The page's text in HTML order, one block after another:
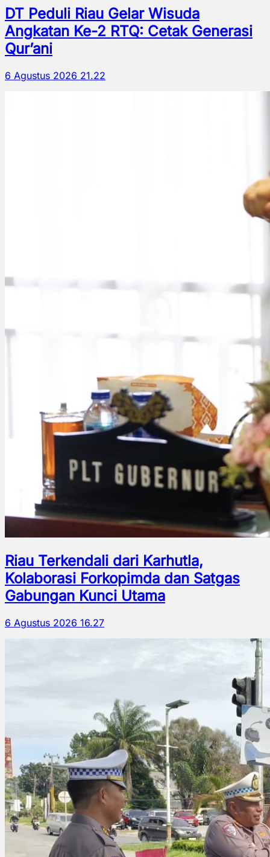
DT Peduli Riau Gelar Wisuda
Angkatan Ke-2 RTQ: Cetak Generasi
Qur’ani
6 Agustus 2026 21.22
Riau Terkendali dari Karhutla,
Kolaborasi Forkopimda dan Satgas
Gabungan Kunci Utama
6 Agustus 2026 16.27